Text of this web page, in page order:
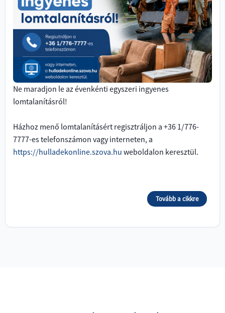
Ne maradjon le az évenkénti egyszeri ingyenes
lomtalanításról!
Házhoz menő lomtalanításért regisztráljon a +36 1/776-
7777-es telefonszámon vagy interneten, a
https://hulladekonline.szova.hu weboldalon keresztül.
Tovább a cikkre